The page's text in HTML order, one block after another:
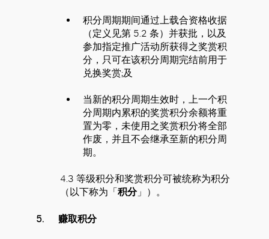
积分周期期间通过上载合资格收据
（定义见第 5.2 条）并获批，以及
参加指定推广活动所获得之奖赏积
分，只可在该积分周期完结前用于
兑换奖赏;及
当新的积分周期生效时，上一个积
分周期内累积的奖赏积分余额将重
置为零，未使用之奖赏积分将全部
作废，并且不会继承至新的积分周
期。
4.3 等级积分和奖赏积分可被统称为积分
（以下称为「积分」）。
5. 赚取积分